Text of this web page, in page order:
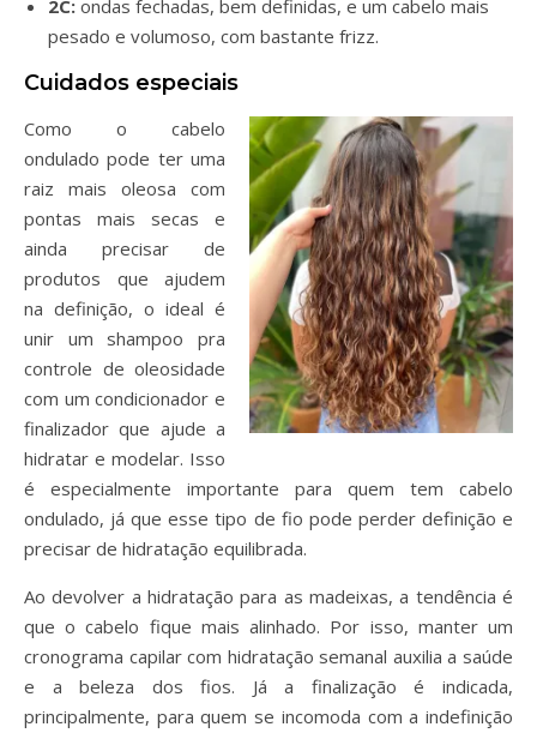
2C: ondas fechadas, bem definidas, e um cabelo mais
pesado e volumoso, com bastante frizz.
Cuidados especiais
Como o cabelo
ondulado pode ter uma
raiz mais oleosa com
pontas mais secas e
ainda precisar de
produtos que ajudem
na definição, o ideal é
unir um shampoo pra
controle de oleosidade
com um condicionador e
finalizador que ajude a
hidratar e modelar. Isso
é especialmente importante para quem tem cabelo
ondulado, já que esse tipo de fio pode perder definição e
precisar de hidratação equilibrada.
Ao devolver a hidratação para as madeixas, a tendência é
que o cabelo fique mais alinhado. Por isso, manter um
cronograma capilar com hidratação semanal auxilia a saúde
e a beleza dos fios. Já a finalização é indicada,
principalmente, para quem se incomoda com a indefinição